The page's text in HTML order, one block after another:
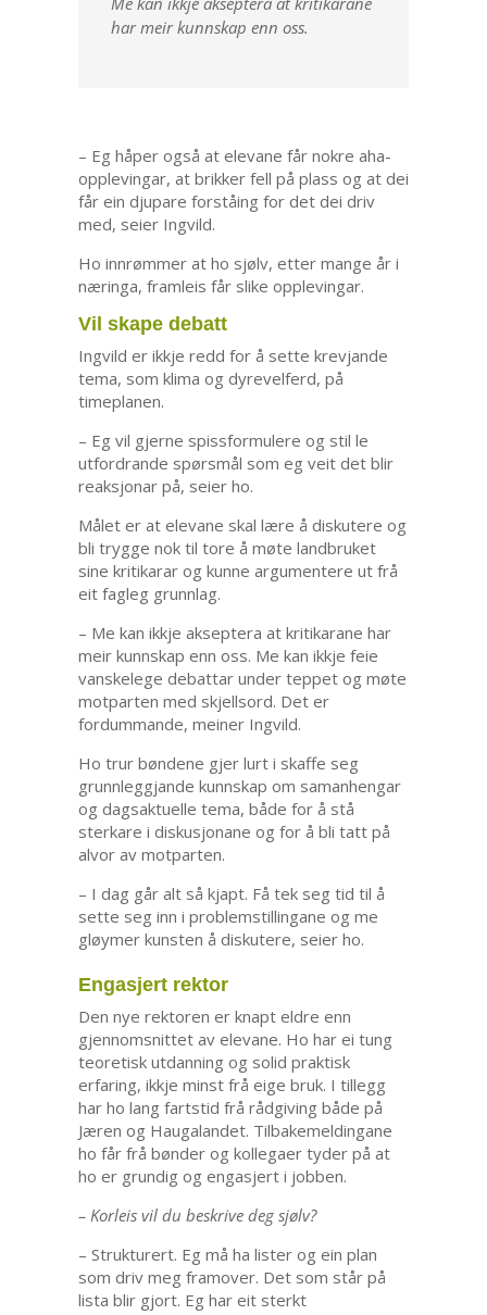
har meir kunnskap enn oss.
– Eg håper også at elevane får nokre aha-
opplevingar, at brikker fell på plass og at dei
får ein djupare forståing for det dei driv
med, seier Ingvild.
Ho innrømmer at ho sjølv, etter mange år i
næringa, framleis får slike opplevingar.
Vil skape debatt
Ingvild er ikkje redd for å sette krevjande
tema, som klima og dyrevelferd, på
timeplanen.
– Eg vil gjerne spissformulere og stil le
utfordrande spørsmål som eg veit det blir
reaksjonar på, seier ho.
Målet er at elevane skal lære å diskutere og
bli trygge nok til tore å møte landbruket
sine kritikarar og kunne argumentere ut frå
eit fagleg grunnlag.
– Me kan ikkje akseptera at kritikarane har
meir kunnskap enn oss. Me kan ikkje feie
vanskelege debattar under teppet og møte
motparten med skjellsord. Det er
fordummande, meiner Ingvild.
Ho trur bøndene gjer lurt i skaffe seg
grunnleggjande kunnskap om samanhengar
og dagsaktuelle tema, både for å stå
sterkare i diskusjonane og for å bli tatt på
alvor av motparten.
– I dag går alt så kjapt. Få tek seg tid til å
sette seg inn i problemstillingane og me
gløymer kunsten å diskutere, seier ho.
Engasjert rektor
Den nye rektoren er knapt eldre enn
gjennomsnittet av elevane. Ho har ei tung
teoretisk utdanning og solid praktisk
erfaring, ikkje minst frå eige bruk. I tillegg
har ho lang fartstid frå rådgiving både på
Jæren og Haugalandet. Tilbakemeldingane
ho får frå bønder og kollegaer tyder på at
ho er grundig og engasjert i jobben.
– Korleis vil du beskrive deg sjølv?
– Strukturert. Eg må ha lister og ein plan
som driv meg framover. Det som står på
lista blir gjort. Eg har eit sterkt